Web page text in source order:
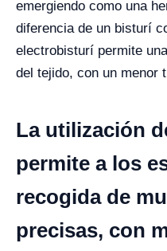
emergiendo como una
diferencia de un bisturí
electrobisturí permite
del tejido, con un menor
La utilización
permite a los
recogida de
precisas, con